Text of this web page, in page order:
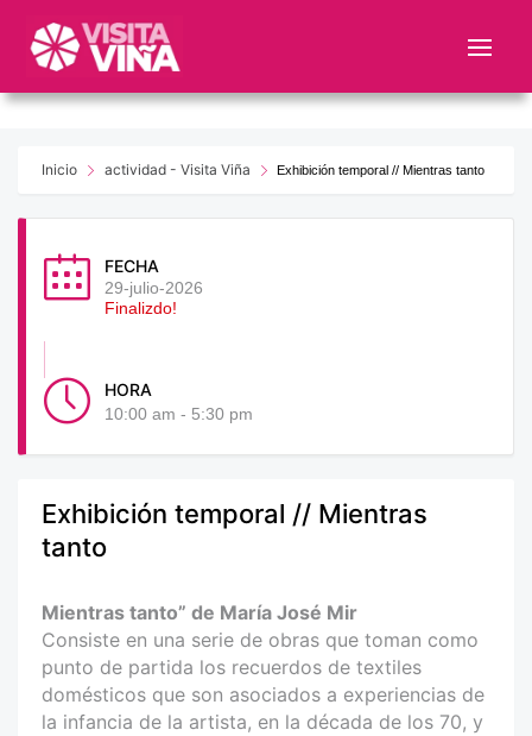
este
web
sistemaInicio actividad - Visita Viña Exhibición temporal // Mientras tanto
FECHA
29-julio-2026
Finalizdo!
HORA
10:00 am - 5:30 pm
Exhibición temporal // Mientras
tanto
Mientras tanto” de María José Mir
Consiste en una serie de obras que toman como
punto de partida los recuerdos de textiles
domésticos que son asociados a experiencias de
la infancia de la artista, en la década de los 70, y